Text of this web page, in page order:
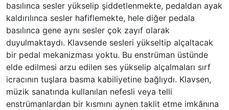
basılınca sesler yükselip şiddetlenmekte, pedaldan ayak
kaldırılınca sesler hafiflemekte, hele diğer pedala
basılınca gene aynı sesler çok zayıf olarak
duyulmaktaydı. Klavsende sesleri yükseltip alçaltacak
bir pedal mekanizması yoktu. Bu enstrüman üstünde
elde edilmesi arzu edilen ses yükselip alçalmaları sırf
icracının tuşlara basma kabiliyetine bağlıydı. Klavsen,
müzik sanatında kullanılan nefesli veya telli
enstrümanlardan bir kısmını aynen taklit etme imkânına